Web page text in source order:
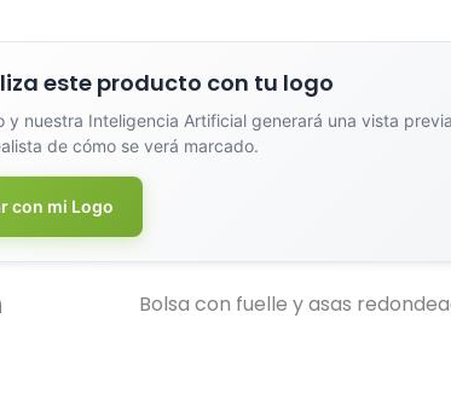
este producto con tu logo
y nuestra Inteligencia Artificial generará una vista previa
de cómo se verá marcado.
con mi Logo
Una Tinta
Marcado en un solo color plano (ideal
Bolsa con fuelle y asas